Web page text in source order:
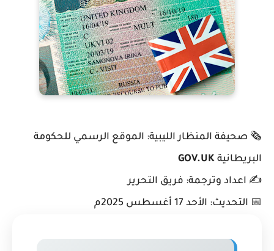
🗞️ صحيفة المنظار الليبية: الموقع الرسمي للحكومة
البريطانية GOV.UK
✍️ اعداد وترجمة: فريق التحرير
📅 التحديث: الأحد 17 أغسطس 2025م